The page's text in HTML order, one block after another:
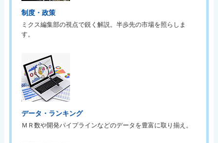
制度・政策
ミクス編集部の視点で鋭く解説。半歩先の市場を照らしま
す。
データ・ランキング
ＭＲ数や開発パイプラインなどのデータを豊富に取り揃え。